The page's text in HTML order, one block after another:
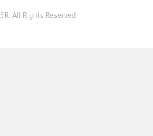
All Rights Reserved.